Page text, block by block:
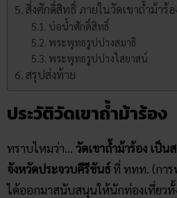
สิ่งศักดิ์สิทธิ์ ภายใน​วัดเขาถ้ำม้าร้อ
บ่อน้ำศักดิ์สิทธิ์
พระพุทธรูปปางสมาธิ
พระพุทธรูปปางไสยาสน์
สรุปส่งท้าย
ประวัติวัดเขาถ้ำม้าร้อง
ทราบไหมว่า… วัดเขาถ้ำม้าร้อง เป็
จังหวัดประจวบคีรีขันธ์ ที่ ททท. (การ
ได้ออกมาสนับสนุนให้นักท่องเที่ยวทั้